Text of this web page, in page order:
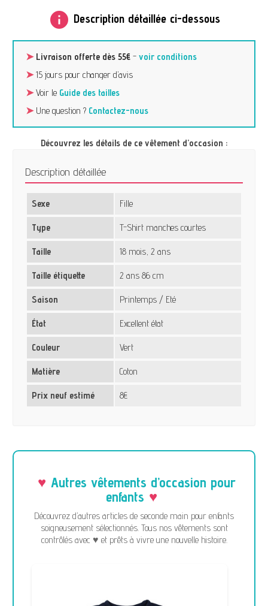
info Description détaillée ci-dessous
➤ Livraison offerte dès 55€ -voir conditions
➤15 jours pour changer d’avis
➤Voir le Guide des tailles
➤Une question ? Contactez-nous
Découvrez les détails de ce vêtement d’occasion :
Description détaillée
Sexe Fille
Type T-Shirt manches courtes
Taille 18 mois, 2 ans
Taille étiquette 2 ans 86 cm
Saison Printemps / Eté
État Excellent état
Couleur Vert
Matière Coton
Prix neuf estimé 8€
Autres vêtements d’occasion pour
enfants
Découvrez d’autres articles de seconde main pour enfants
soigneusement sélectionnés. Tous nos vêtements sont
contrôlés avec ♥ et prêts à vivre une nouvelle histoire.